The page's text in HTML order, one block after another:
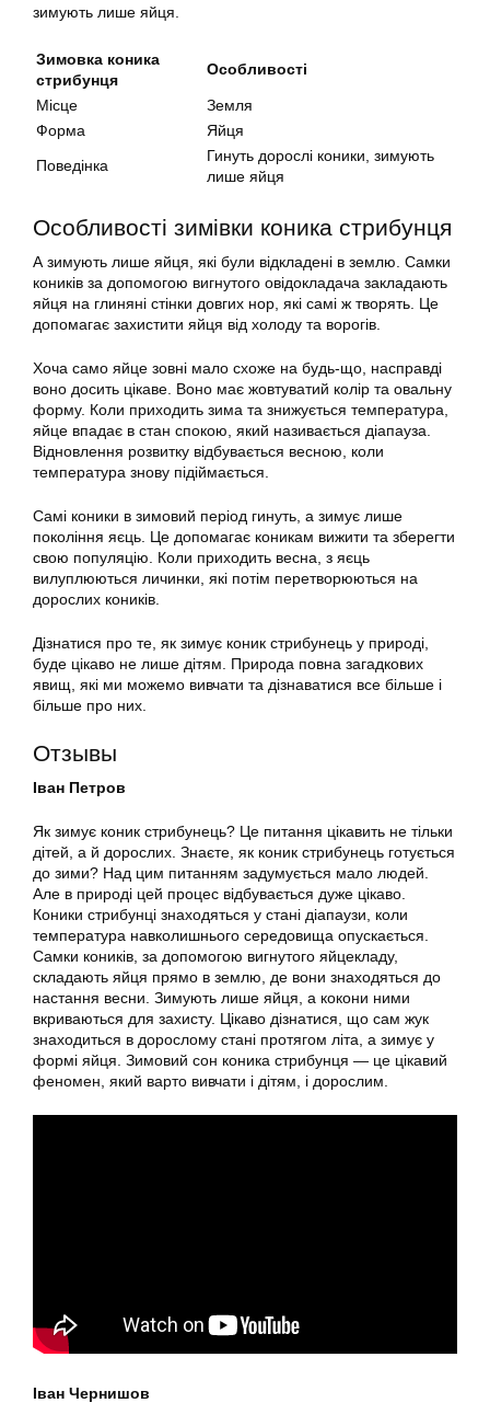
зимують лише яйця.
Зимовка коника
стрибунця
Особливості
Місце
Земля
Форма
Яйця
Поведінка
Гинуть дорослі коники, зимують
лише яйця
Особливості зимівки коника стрибунця
А зимують лише яйця, які були відкладені в землю. Самки
коників за допомогою вигнутого овідокладача закладають
яйця на глиняні стінки довгих нор, які самі ж творять. Це
допомагає захистити яйця від холоду та ворогів.
Хоча само яйце зовні мало схоже на будь-що, насправді
воно досить цікаве. Воно має жовтуватий колір та овальну
форму. Коли приходить зима та знижується температура,
яйце впадає в стан спокою, який називається діапауза.
Відновлення розвитку відбувається весною, коли
температура знову підіймається.
Самі коники в зимовий період гинуть, а зимує лише
покоління яєць. Це допомагає коникам вижити та зберегти
свою популяцію. Коли приходить весна, з яєць
вилуплюються личинки, які потім перетворюються на
дорослих коників.
Дізнатися про те, як зимує коник стрибунець у природі,
буде цікаво не лише дітям. Природа повна загадкових
явищ, які ми можемо вивчати та дізнаватися все більше і
більше про них.
Отзывы
Іван Петров
Як зимує коник стрибунець? Це питання цікавить не тільки
дітей, а й дорослих. Знаєте, як коник стрибунець готується
до зими? Над цим питанням задумується мало людей.
Але в природі цей процес відбувається дуже цікаво.
Коники стрибунці знаходяться у стані діапаузи, коли
температура навколишнього середовища опускається.
Самки коників, за допомогою вигнутого яйцекладу,
складають яйця прямо в землю, де вони знаходяться до
настання весни. Зимують лише яйця, а кокони ними
вкриваються для захисту. Цікаво дізнатися, що сам жук
знаходиться в дорослому стані протягом літа, а зимує у
формі яйця. Зимовий сон коника стрибунця — це цікавий
феномен, який варто вивчати і дітям, і дорослим.
Іван Чернишов